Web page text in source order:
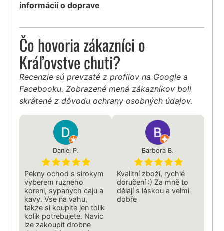
informácií o doprave
Čo hovoria zákazníci o
Kráľovstve chuti?
Recenzie sú prevzaté z profilov na Google a
Facebooku. Zobrazené mená zákazníkov boli
skrátené z dôvodu ochrany osobných údajov.
Daniel P.
Pekny ochod s sirokym
vyberem ruzneho
koreni, sypanych caju a
kavy. Vse na vahu,
takze si koupite jen tolik
kolik potrebujete. Navic
lze zakoupit drobne
Barbora B.
Kvalitní zboží, rychlé
doručení :) Za mně to
dělají s láskou a velmi
dobře